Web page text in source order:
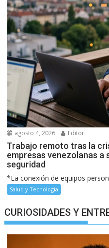
agosto 4, 2026 Editor
Trabajo remoto tras la
empresas venezolanas a
seguridad
*La conexión de equipos
Salud y Tecnología
CURIOSIDADES Y